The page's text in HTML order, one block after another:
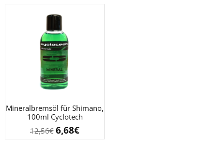
Mineralbremsöl für Shimano,
100ml Cyclotech
12,56€ 6,68€